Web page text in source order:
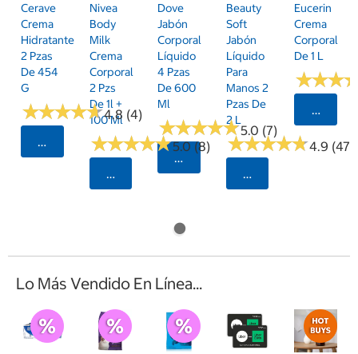
Cerave
Crema
Hidratante
2 Pzas
De 454
G
★★★★★
★★★★★4.8 (4)
Seleccionar Código Postal
Nivea
Body
Milk
Crema
Corporal
2 Pzs
De 1l +
100 Ml
★★★★★
★★★★★5.0 (8)
Seleccionar Código Postal
Dove
Jabón
Corporal
Líquido
4 Pzas
De 600
Ml
★★★★★
★★★★★5.0 (7)
Seleccionar Código Postal
Beauty
Soft
Jabón
Líquido
Para
Manos 2
Pzas De
2 L
★★★★★
★★★★★4.9 (47)
Seleccionar
Eucerin
Crema
Corporal
De 1 L
★★★
★★★
Lo Más Vendido En Línea...